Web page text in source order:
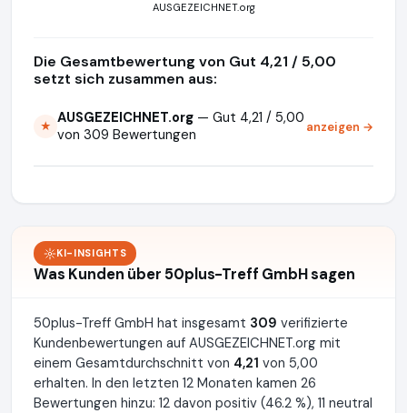
AUSGEZEICHNET.org
Die Gesamtbewertung von Gut 4,21 / 5,00
setzt sich zusammen aus:
★ AUSGEZEICHNET.org — Gut 4,21 / 5,00
von 309 Bewertungen
anzeigen →
KI-INSIGHTS
Was Kunden über 50plus-Treff GmbH sagen
50plus-Treff GmbH hat insgesamt 309 verifizierte
Kundenbewertungen auf AUSGEZEICHNET.org mit
einem Gesamtdurchschnitt von 4,21 von 5,00
erhalten. In den letzten 12 Monaten kamen 26
Bewertungen hinzu: 12 davon positiv (46.2 %), 11 neutral